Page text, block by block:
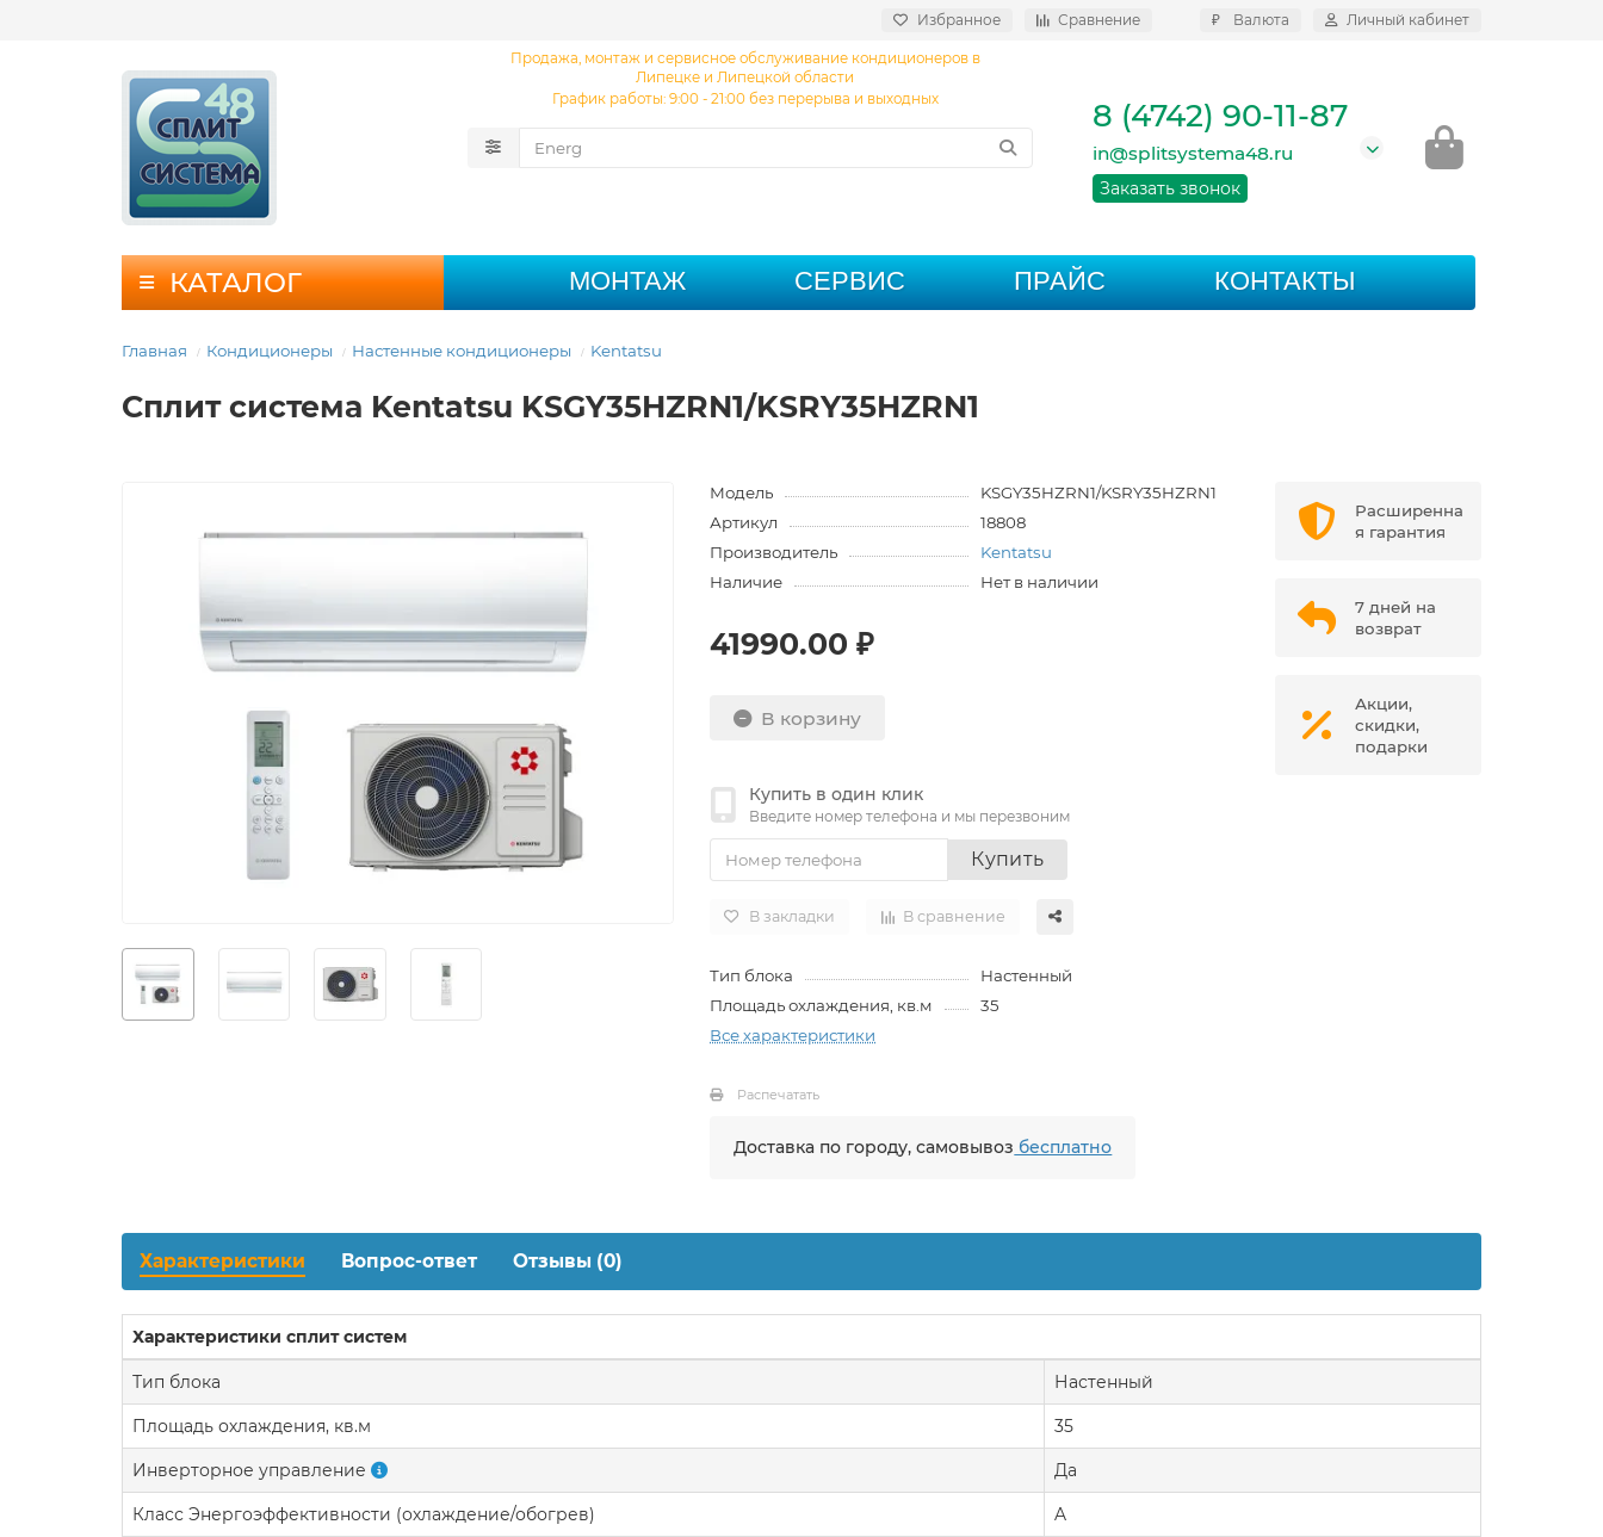
Избранное Сравнение ₽ Валюта Личный кабинет
Продажа, монтаж и сервисное обслуживание кондиционеров в
Липецке и Липецкой области
График работы: 9:00 - 21:00 без перерыва и выходных
8 (4742) 90-11-87
in@splitsystema48.ru
Заказать звонок
КАТАЛОГ МОНТАЖ СЕРВИС ПРАЙС КОНТАКТЫ
Главная Кондиционеры Настенные кондиционеры Kentatsu
Сплит система Kentatsu KSGY35HZRN1/KSRY35HZRN1
Модель
KSGY35HZRN1/KSRY35HZRN1
Артикул
18808
Производитель
Kentatsu
Наличие
Нет в наличии
41990.00 ₽
В корзину
Купить в один клик
Введите номер телефона и мы перезвоним
Купить
В закладки В сравнение
Тип блока
Настенный
Площадь охлаждения, кв.м
35
Все характеристики
Распечатать
Доставка по городу, самовывоз бесплатно
Расширенна
я гарантия
7 дней на
возврат
Акции,
скидки,
подарки
Характеристики Вопрос-ответ Отзывы (0)
Характеристики сплит систем
Тип блока Настенный
Площадь охлаждения, кв.м 35
Инверторное управление Да
Класс Энергоэффективности (охлаждение/обогрев) A